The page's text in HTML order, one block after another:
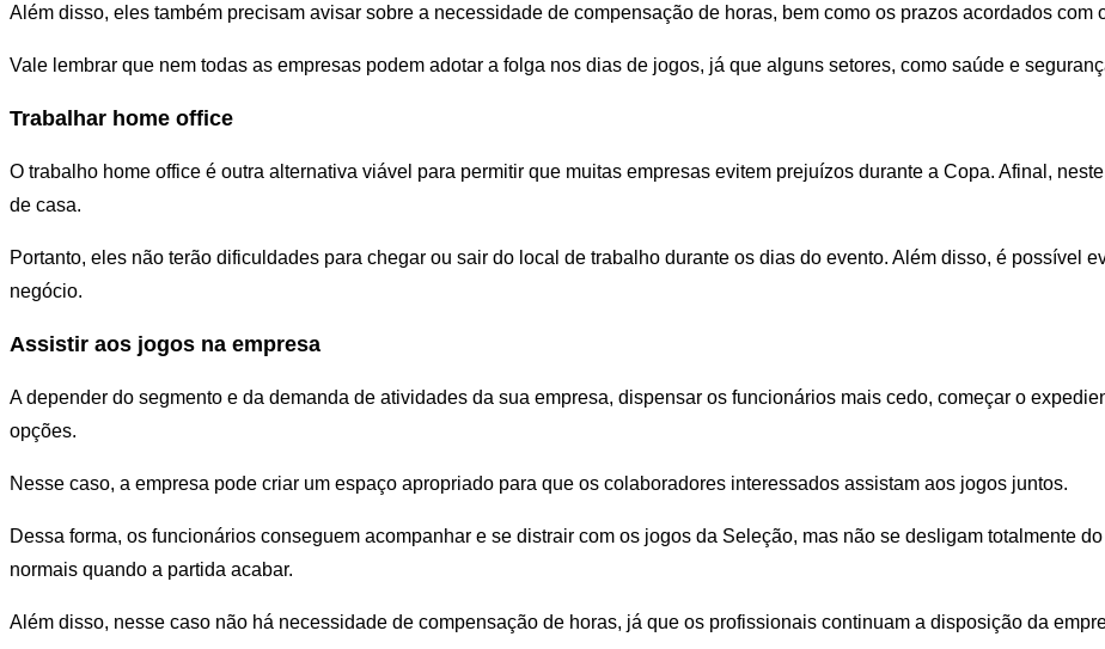
Além disso, eles também precisam avisar sobre a necessidade de compensação de horas, bem como os prazos acordados com
Vale lembrar que nem todas as empresas podem adotar a folga nos dias de jogos, já que alguns setores, como saúde e
Trabalhar home office
O trabalho home office é outra alternativa viável para permitir que muitas empresas evitem prejuízos durante a Copa. Afinal,
de casa.
Portanto, eles não terão dificuldades para chegar ou sair do local de trabalho durante os dias do evento. Além disso, é possível
negócio.
Assistir aos jogos na empresa
A depender do segmento e da demanda de atividades da sua empresa, dispensar os funcionários mais cedo, começar o
opções.
Nesse caso, a empresa pode criar um espaço apropriado para que os colaboradores interessados assistam aos jogos juntos.
Dessa forma, os funcionários conseguem acompanhar e se distrair com os jogos da Seleção, mas não se desligam totalmente
normais quando a partida acabar.
Além disso, nesse caso não há necessidade de compensação de horas, já que os profissionais continuam a disposição da